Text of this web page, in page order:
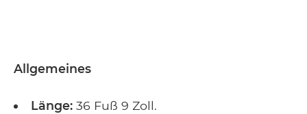
Allgemeines
Länge:36 Fuß 9 Zoll.